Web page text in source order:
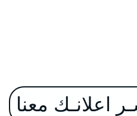
اعلانـك معنا